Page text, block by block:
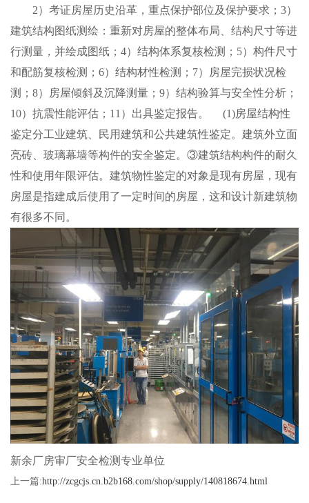
2）考证房屋历史沿革，重点保护部位及保护要求；3）
建筑结构图纸测绘：重新对房屋的整体布局、结构尺寸等进
行测量，并绘成图纸；4）结构体系复核检测；5）构件尺寸
和配筋复核检测；6）结构材性检测；7）房屋完损状况检
测；8）房屋倾斜及沉降测量；9）结构验算与安全性分析；
10）抗震性能评估；11）出具鉴定报告。 (1)房屋结构性
鉴定分工业建筑、民用建筑和公共建筑性鉴定。建筑外立面
亮砖、玻璃幕墙等构件的安全鉴定。③建筑结构构件的耐久
性和使用年限评估。建筑物性鉴定的对象是现有房屋，现有
房屋是指建成后使用了一定时间的房屋，这和设计新建筑物
有很多不同。
新余厂房审厂安全检测专业单位
上一篇:http://zcgcjs.cn.b2b168.com/shop/supply/140818674.html